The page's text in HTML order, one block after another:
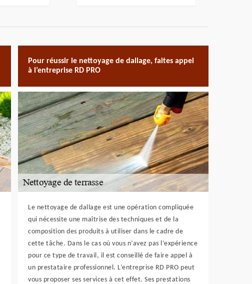
Pour réussir le nettoyage de dallage, faites appel
à l’entreprise RD PRO
Le nettoyage de dallage est une opération compliquée
qui nécessite une maîtrise des techniques et de la
composition des produits à utiliser dans le cadre de
cette tâche. Dans le cas où vous n’avez pas l’expérience
pour ce type de travail, il est conseillé de faire appel à
un prestataire professionnel. L’entreprise RD PRO peut
vous proposer ses services à cet effet. Ses prestations